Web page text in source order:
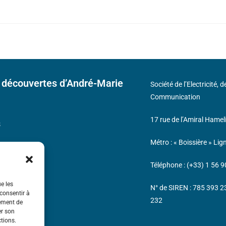
les
à
de
son
d’André-Marie
Société de l’Electricité,
Communication
17 rue de l’Amiral
Métro : « Boissière »
Téléphone : (+33) 1 56
N° de SIREN : 785 393
232